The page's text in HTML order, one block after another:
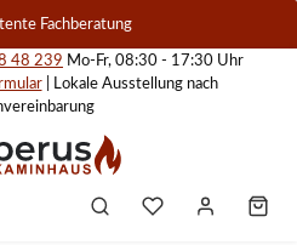
Fachberatung
48 239 Mo-Fr, 08:30 - 17:30 Uhr
| Lokale Ausstellung nach